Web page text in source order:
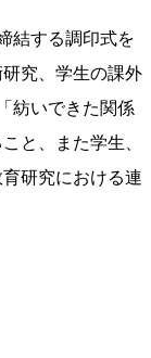
結する調印式を
究、学生の課外
紡いできた関係
と、また学生、
研究における連